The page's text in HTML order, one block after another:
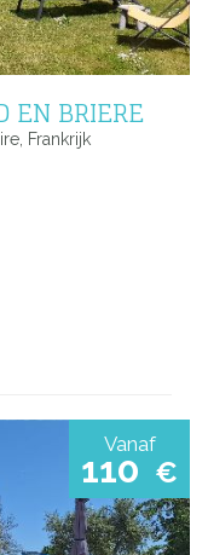
EN BRIERE
Frankrijk
Vanaf
110 €